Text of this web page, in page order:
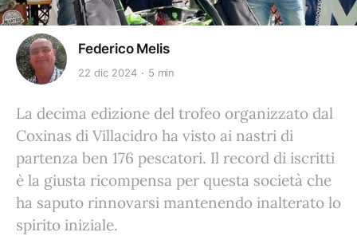
Federico Melis
22 dic 2024 5 min
La decima edizione del trofeo organizzato dal
Coxinas di Villacidro ha visto ai nastri di
partenza ben 176 pescatori. Il record di iscritti
è la giusta ricompensa per questa società che
ha saputo rinnovarsi mantenendo inalterato lo
spirito iniziale.